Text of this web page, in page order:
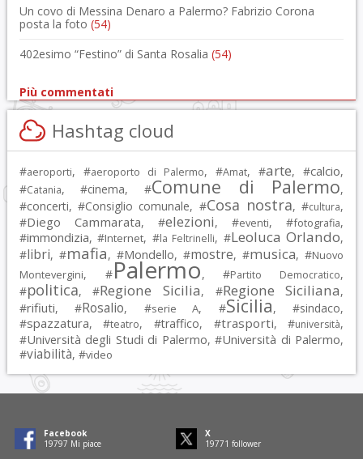
Un covo di Messina Denaro a Palermo? Fabrizio Corona
posta la foto (54)
402esimo “Festino” di Santa Rosalia (54)
Più commentati
Hashtag cloud
#aeroporti, #aeroporto di Palermo, #Amat, #arte, #calcio,
#Catania, #cinema, #Comune di Palermo,
#concerti, #Consiglio comunale, #Cosa nostra, #cultura,
#Diego Cammarata, #elezioni, #eventi, #fotografia,
#immondizia, #Internet, #la Feltrinelli, #Leoluca Orlando,
#libri, #mafia, #Mondello, #mostre, #musica, #Nuovo
Montevergini, #Palermo, #Partito Democratico,
#politica, #Regione Sicilia, #Regione Siciliana,
#rifiuti, #Rosalio, #serie A, #Sicilia, #sindaco,
#spazzatura, #teatro, #traffico, #trasporti, #università,
#Università degli Studi di Palermo, #Università di Palermo,
#viabilità, #video
Facebook
19797 Mi piace
X
19771 follower